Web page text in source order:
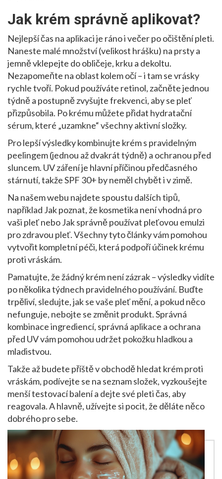
Jak krém správně aplikovat?
Nejlepší čas na aplikaci je ráno i večer po očištění pleti.
Naneste malé množství (velikost hrášku) na prsty a
jemně vklepejte do obličeje, krku a dekoltu.
Nezapomeňte na oblast kolem očí – i tam se vrásky
rychle tvoří. Pokud používáte retinol, začněte jednou
týdně a postupně zvyšujte frekvenci, aby se pleť
přizpůsobila. Po krému můžete přidat hydratační
sérum, které „uzamkne“ všechny aktivní složky.
Pro lepší výsledky kombinujte krém s pravidelným
peelingem (jednou až dvakrát týdně) a ochranou před
sluncem. UV záření je hlavní příčinou předčasného
stárnutí, takže SPF 30+ by neměl chybět i v zimě.
Na našem webu najdete spoustu dalších tipů,
například Jak poznat, že kosmetika není vhodná pro
vaši pleťneboJak správně používat pleťovou emulzi
pro zdravou pleť. Všechny tyto články vám pomohou
vytvořit kompletní péči, která podpoří účinek krému
proti vráskám.
Pamatujte, že žádný krém není zázrak – výsledky vidíte
po několika týdnech pravidelného používání. Buďte
trpěliví, sledujte, jak se vaše pleť mění, a pokud něco
nefunguje, nebojte se změnit produkt. Správná
kombinace ingrediencí, správná aplikace a ochrana
před UV vám pomohou udržet pokožku hladkou a
mladistvou.
Takže až budete příště v obchodě hledat krém proti
vráskám, podívejte se na seznam složek, vyzkoušejte
menší testovací balení a dejte své pleti čas, aby
reagovala. A hlavně, užívejte si pocit, že děláte něco
dobrého pro sebe.